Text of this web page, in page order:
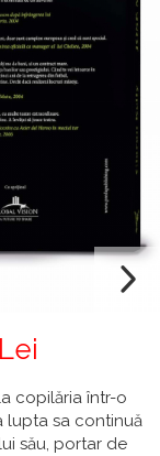
copilăria într-o
lupta sa continuă
său, portar de